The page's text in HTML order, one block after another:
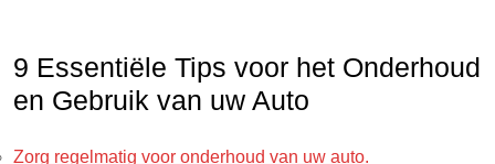
9 Essentiële Tips voor het Onderhoud
en Gebruik van uw Auto
Zorg regelmatig voor onderhoud van uw auto.